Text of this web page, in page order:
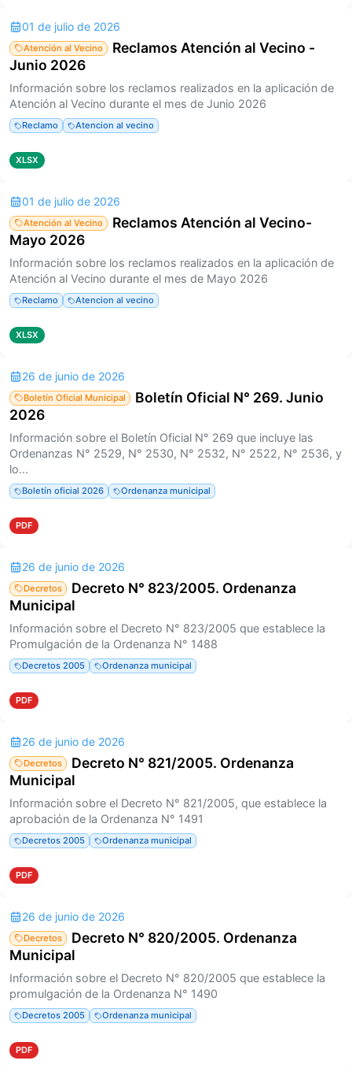
01 de julio de 2026
Atención al Vecino
Reclamos Atención al Vecino -
Junio 2026
Información sobre los reclamos realizados en la aplicación de
Atención al Vecino durante el mes de Junio 2026
Reclamo Atencion al vecino
XLSX
01 de julio de 2026
Atención al Vecino
Reclamos Atención al Vecino-
Mayo 2026
Información sobre los reclamos realizados en la aplicación de
Atención al Vecino durante el mes de Mayo 2026
Reclamo Atencion al vecino
XLSX
26 de junio de 2026
Boletín Oficial Municipal
Boletín Oficial N° 269. Junio
2026
Información sobre el Boletín Oficial N° 269 que incluye las
Ordenanzas N° 2529, N° 2530, N° 2532, N° 2522, N° 2536, y
lo...
Boletín oficial 2026 Ordenanza municipal
PDF
26 de junio de 2026
Decretos
Decreto N° 823/2005. Ordenanza
Municipal
Información sobre el Decreto N° 823/2005 que establece la
Promulgación de la Ordenanza N° 1488
Decretos 2005 Ordenanza municipal
PDF
26 de junio de 2026
Decretos
Decreto N° 821/2005. Ordenanza
Municipal
Información sobre el Decreto N° 821/2005, que establece la
aprobación de la Ordenanza N° 1491
Decretos 2005 Ordenanza municipal
PDF
26 de junio de 2026
Decretos
Decreto N° 820/2005. Ordenanza
Municipal
Información sobre el Decreto N° 820/2005 que establece la
promulgación de la Ordenanza N° 1490
Decretos 2005 Ordenanza municipal
PDF